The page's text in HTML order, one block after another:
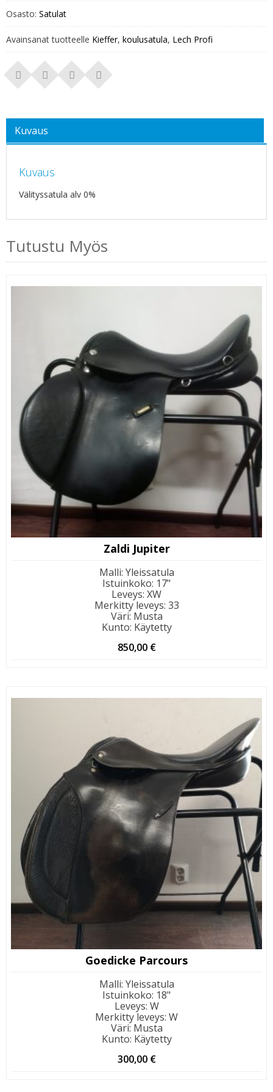
Osasto: Satulat
Avainsanat tuotteelle Kieffer, koulusatula, Lech Profi
Kuvaus
Kuvaus
Välityssatula alv 0%
Tutustu Myös
Zaldi Jupiter
Malli: Yleissatula
Istuinkoko: 17"
Leveys: XW
Merkitty leveys: 33
Väri: Musta
Kunto: Käytetty
850,00 €
Goedicke Parcours
Malli: Yleissatula
Istuinkoko: 18"
Leveys: W
Merkitty leveys: W
Väri: Musta
Kunto: Käytetty
300,00 €